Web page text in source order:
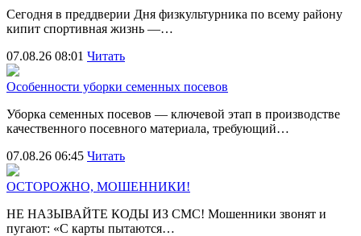
Сегодня в преддверии Дня физкультурника по всему району
кипит спортивная жизнь —…
07.08.26 08:01 Читать
Особенности уборки семенных посевов
Уборка семенных посевов — ключевой этап в производстве
качественного посевного материала, требующий…
07.08.26 06:45 Читать
ОСТОРОЖНО, МОШЕННИКИ!
НЕ НАЗЫВАЙТЕ КОДЫ ИЗ СМС! Мошенники звонят и
пугают: «С карты пытаются…